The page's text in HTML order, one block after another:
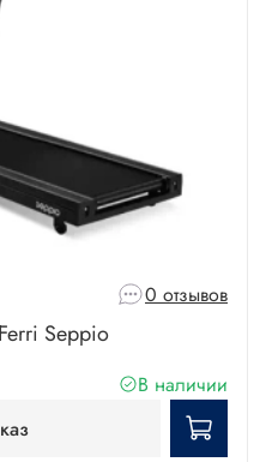
0 отзывов
Seppio
В наличии